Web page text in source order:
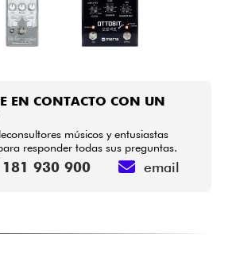
EN CONTACTO CON UN
músicos y entusiastas
responder todas sus preguntas.
930 900 email